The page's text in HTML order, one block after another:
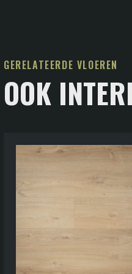
GERELATEERDE VLOEREN
OOK